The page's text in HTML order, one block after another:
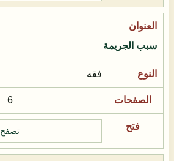
سبب الجريمة
فقه
6
تصفح